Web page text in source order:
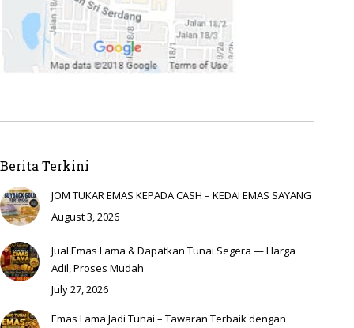
Berita Terkini
JOM TUKAR EMAS KEPADA CASH – KEDAI EMAS SAYANG
August 3, 2026
Jual Emas Lama & Dapatkan Tunai Segera — Harga
Adil, Proses Mudah
July 27, 2026
Emas Lama Jadi Tunai – Tawaran Terbaik dengan